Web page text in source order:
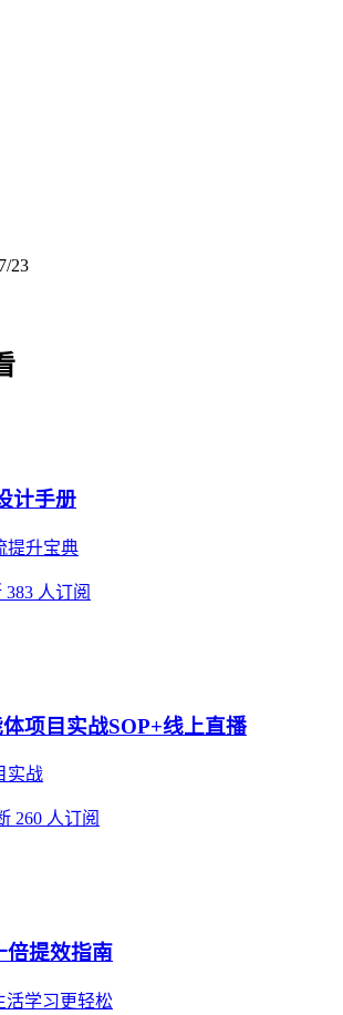
23
计手册
提升宝典
383 人订阅
项目实战SOP+线上直播
实战
260 人订阅
倍提效指南
活学习更轻松